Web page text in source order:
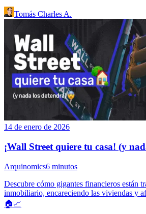
Tomás Charles A.
14 de enero de 2026
¡Wall Street quiere tu casa! (y
Arquinomics6 minutos
Descubre cómo gigantes financieros están
inmobiliario, encareciendo las viviendas y
🏠📈